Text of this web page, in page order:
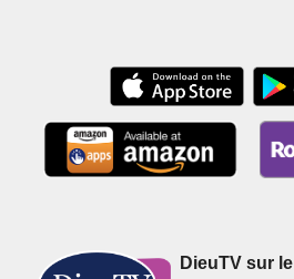
DieuTV sur le